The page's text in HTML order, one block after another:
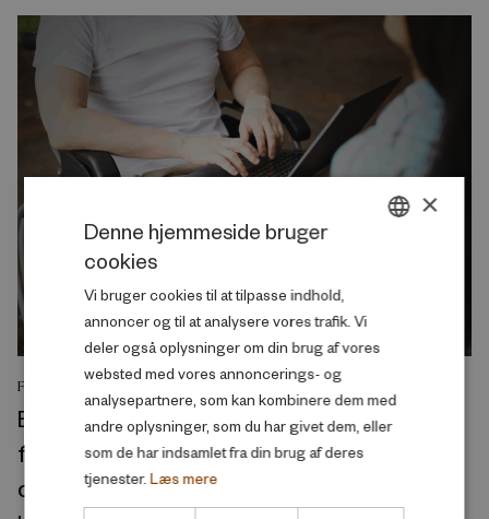
FORSKNINGSRAPPORT
Educational inequalities in the onset of
functional limitations and verbal memory
decline in the United States and Europe: A
×
Denne hjemmeside bruger
cookies
Vi bruger cookies til at tilpasse indhold,
annoncer og til at analysere vores trafik. Vi
deler også oplysninger om din brug af vores
websted med vores annoncerings- og
analysepartnere, som kan kombinere dem med
andre oplysninger, som du har givet dem, eller
som de har indsamlet fra din brug af deres
tjenester. Læs mere